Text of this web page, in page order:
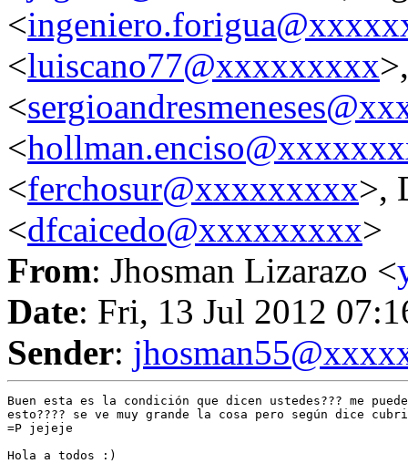
<
<luiscano77@xxxxxxxxx
<
<
<ferchosur@xxxxxxxxx>,
<dfcaicedo@xxxxxxxxx>
From: Jhosman Lizarazo <
Date: Fri, 13 Jul 2012
Sender:
Buen esta es la condición que dicen ustedes??? me
esto???? se ve muy grande la cosa pero según dice
=P jejeje
Hola a todos :)